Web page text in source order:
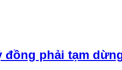
đồng phải tạm